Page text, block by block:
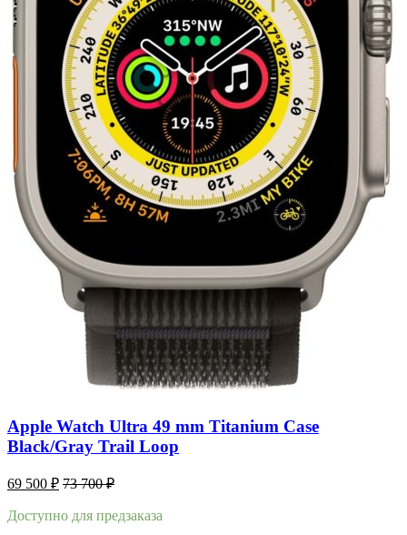
Apple Watch Ultra 49 mm Titanium Case
Black/Gray Trail Loop
69 500 ₽ 73 700₽
Доступно для предзаказа